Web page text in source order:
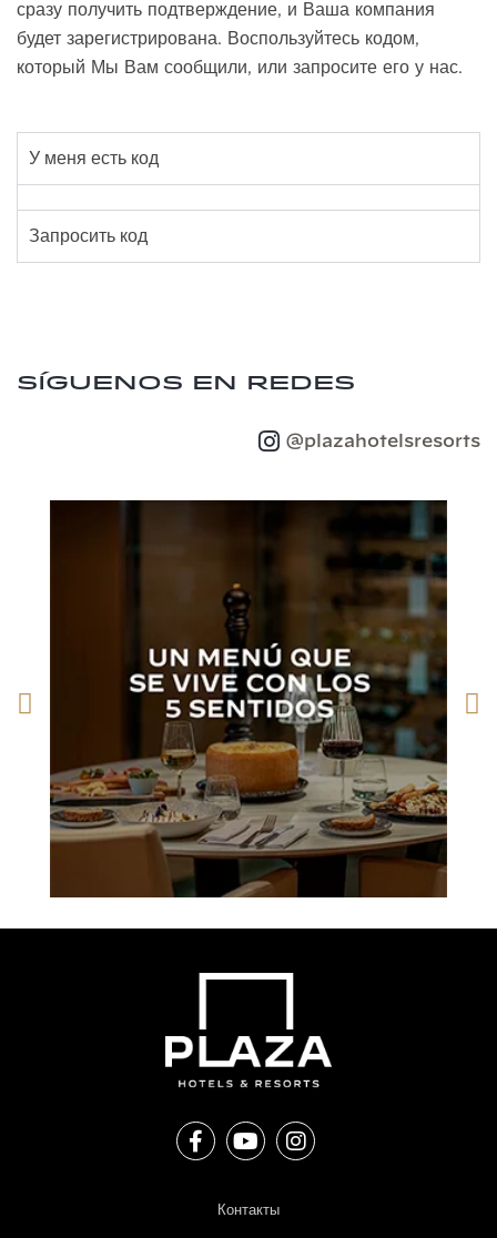
сразу получить подтверждение, и Ваша компания
будет зарегистрирована. Воспользуйтесь кодом,
который Мы Вам сообщили, или запросите его у нас.
У меня есть код
Запросить код
Síguenos en redes
@plazahotelsresorts
Контакты